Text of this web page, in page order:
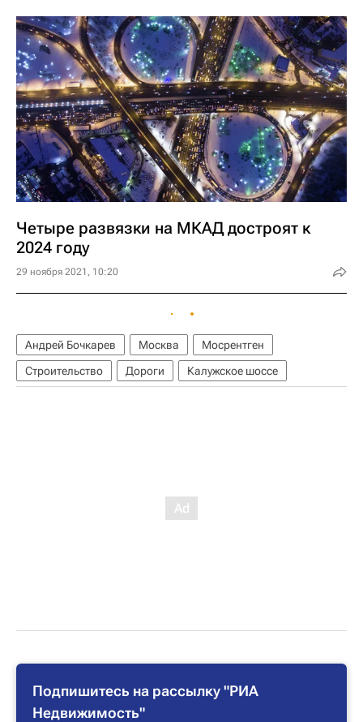
Четыре развязки на МКАД достроят к
2024 году
29 ноября 2021, 10:20
Андрей Бочкарев Москва
Мосрентген
Строительство
Дороги Калужское шоссе
Подпишитесь на рассылку "РИА
Недвижимость"